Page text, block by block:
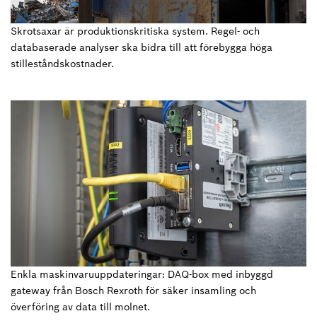
Skrotsaxar är produktionskritiska system. Regel- och
databaserade analyser ska bidra till att förebygga höga
stilleståndskostnader.
Enkla maskinvaruuppdateringar: DAQ-box med inbyggd
gateway från Bosch Rexroth för säker insamling och
överföring av data till molnet.